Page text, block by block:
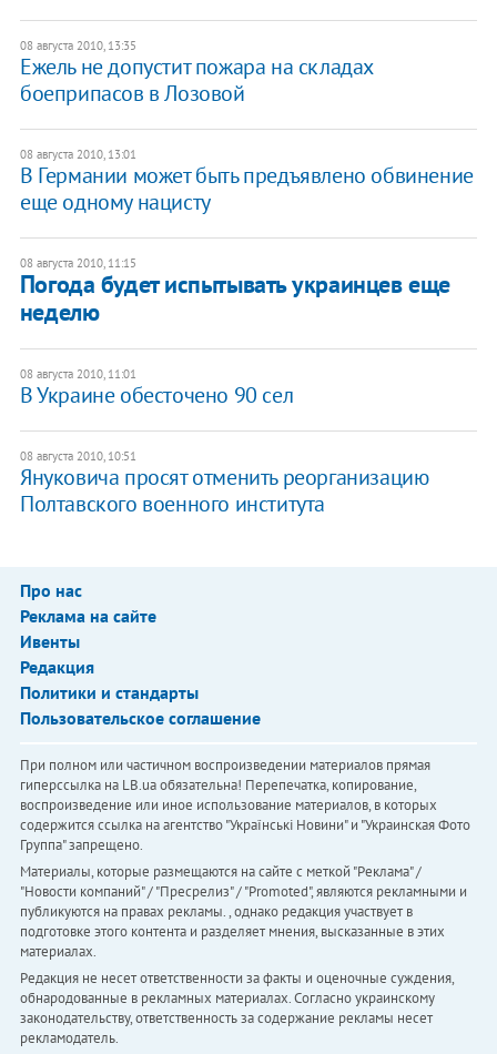
08 августа 2010, 13:35
Ежель не допустит пожара на складах
боеприпасов в Лозовой
08 августа 2010, 13:01
В Германии может быть предъявлено обвинение
еще одному нацисту
08 августа 2010, 11:15
Погода будет испытывать украинцев еще
неделю
08 августа 2010, 11:01
В Украине обесточено 90 сел
08 августа 2010, 10:51
Януковича просят отменить реорганизацию
Полтавского военного института
Про нас
Реклама на сайте
Ивенты
Редакция
Политики и стандарты
Пользовательское соглашение
При полном или частичном воспроизведении материалов прямая
гиперссылка на LB.ua обязательна! Перепечатка, копирование,
воспроизведение или иное использование материалов, в которых
содержится ссылка на агентство "Українськi Новини" и "Украинская Фото
Группа" запрещено.
Материалы, которые размещаются на сайте с меткой "Реклама" /
"Новости компаний" / "Пресрелиз" / "Promoted", являются рекламными и
публикуются на правах рекламы. , однако редакция участвует в
подготовке этого контента и разделяет мнения, высказанные в этих
материалах.
Редакция не несет ответственности за факты и оценочные суждения,
обнародованные в рекламных материалах. Согласно украинскому
законодательству, ответственность за содержание рекламы несет
рекламодатель.